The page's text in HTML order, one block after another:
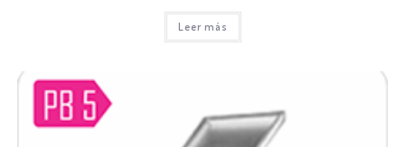
Leer más